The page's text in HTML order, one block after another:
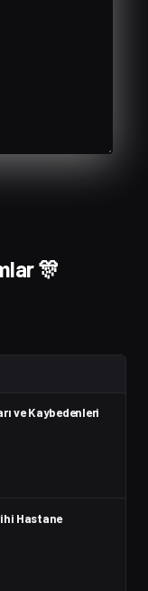
🎊
ve Kaybedenleri
Hastane